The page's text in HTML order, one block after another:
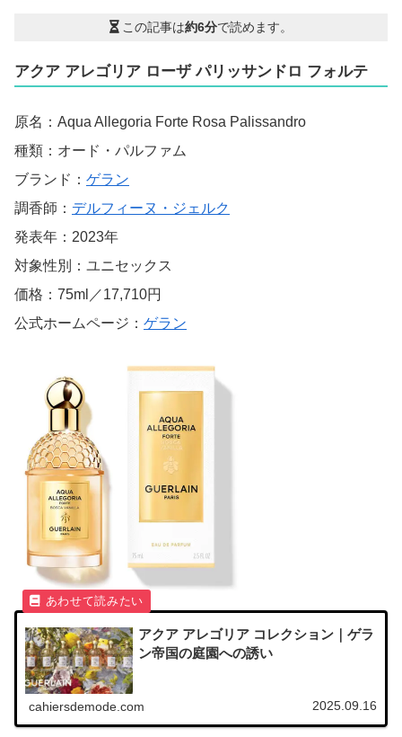
この記事は約6分で読めます。
アクア アレゴリア ローザ パリッサンドロ フォルテ
原名：Aqua Allegoria Forte Rosa Palissandro
種類：オード・パルファム
ブランド： ゲラン
調香師： デルフィーヌ・ジェルク
発表年：2023年
対象性別：ユニセックス
価格：75ml／17,710円
公式ホームページ： ゲラン
アクア アレゴリア コレクション｜ゲラ
ン帝国の庭園への誘い
cahiersdemode.com 2025.09.16